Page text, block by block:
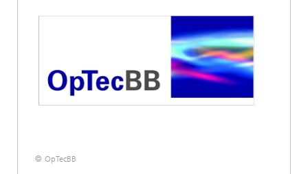
© OpTecBB